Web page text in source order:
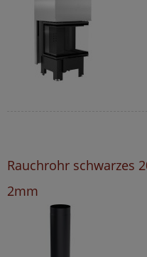
Rauchrohr schwarzes
2mm